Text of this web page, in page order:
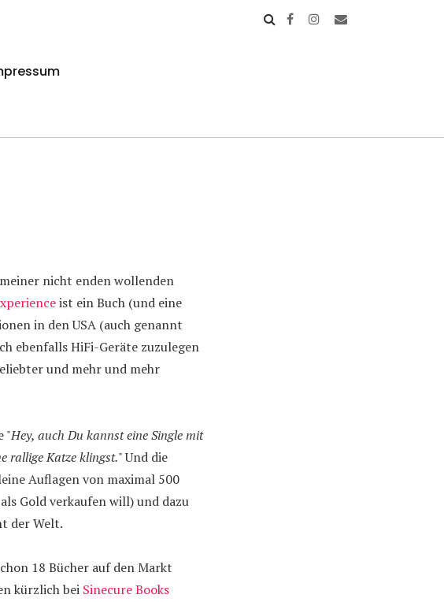
nicht enden wollenden
ist ein Buch (und eine
in den USA (auch genannt
ebenfalls HiFi-Geräte zuzulegen
und mehr und mehr
"Hey, auch Du kannst eine Single mit
rallige Katze klingst." Und die
Auflagen von maximal 500
Gold verkaufen will) und dazu
der Welt.
18 Bücher auf den Markt
kürzlich bei Sinecure Books